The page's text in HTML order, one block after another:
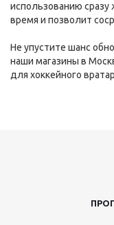
использованию сразу
время и позволит
Не упустите шанс
наши магазины в
для хоккейного